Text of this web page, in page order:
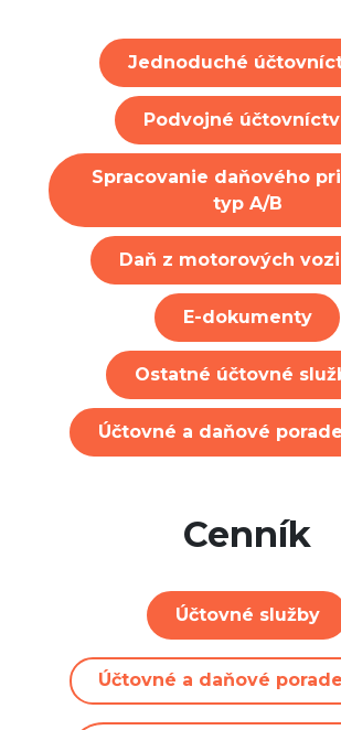
Jednoduché
Podvojné
Spracovanie daňového
typ A/B
Daň z motorových
E-dokumenty
Ostatné účtovné
Účtovné a daňové
Cenník
Účtovné služby
Účtovné a daňové